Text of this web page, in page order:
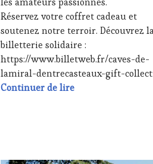
GUEST,
INVITATIONS
&
DÉGUSTATIONS,
WINE
TASTING
MÉDIAS,
PRESSE
PARTENAIRES
Réservez votre coffret cadeau et
soutenez notre terroir. Découvrez
billetterie solidaire :
https://www.billetweb.fr/caves-de-
lamiral-dentrecasteaux-gift-
Continuer de lireCommuniqué